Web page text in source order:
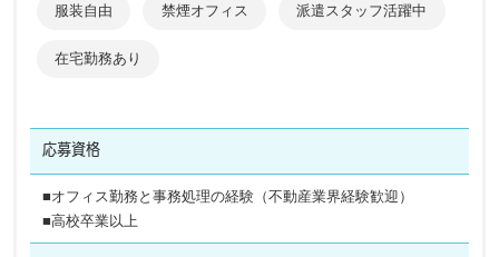
服装自由 禁煙オフィス 派遣スタッフ活躍中
在宅勤務あり
応募資格
■オフィス勤務と事務処理の経験（不動産業界経験歓迎）
■高校卒業以上